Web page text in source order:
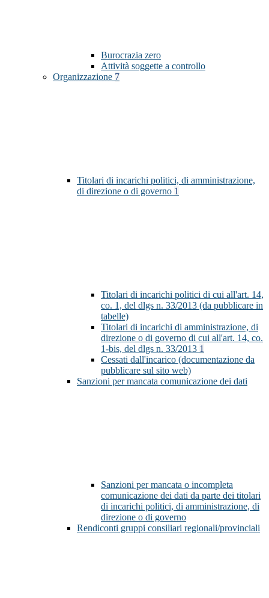
Burocrazia zero
Attività soggette a controllo
Organizzazione 7
Titolari di incarichi politici, di amministrazione,
di direzione o di governo 1
Titolari di incarichi politici di cui all'art. 14,
co. 1, del dlgs n. 33/2013 (da pubblicare in
tabelle)
Titolari di incarichi di amministrazione, di
direzione o di governo di cui all'art. 14, co.
1-bis, del dlgs n. 33/2013 1
Cessati dall'incarico (documentazione da
pubblicare sul sito web)
Sanzioni per mancata comunicazione dei dati
Sanzioni per mancata o incompleta
comunicazione dei dati da parte dei titolari
di incarichi politici, di amministrazione, di
direzione o di governo
Rendiconti gruppi consiliari regionali/provinciali